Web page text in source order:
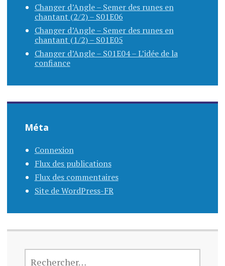
Changer d’Angle – Semer des runes en
chantant (2/2) – S01E06
Changer d’Angle – Semer des runes en
chantant (1/2) – S01E05
Changer d’Angle – S01E04 – L’idée de la
confiance
Méta
Connexion
Flux des publications
Flux des commentaires
Site de WordPress-FR